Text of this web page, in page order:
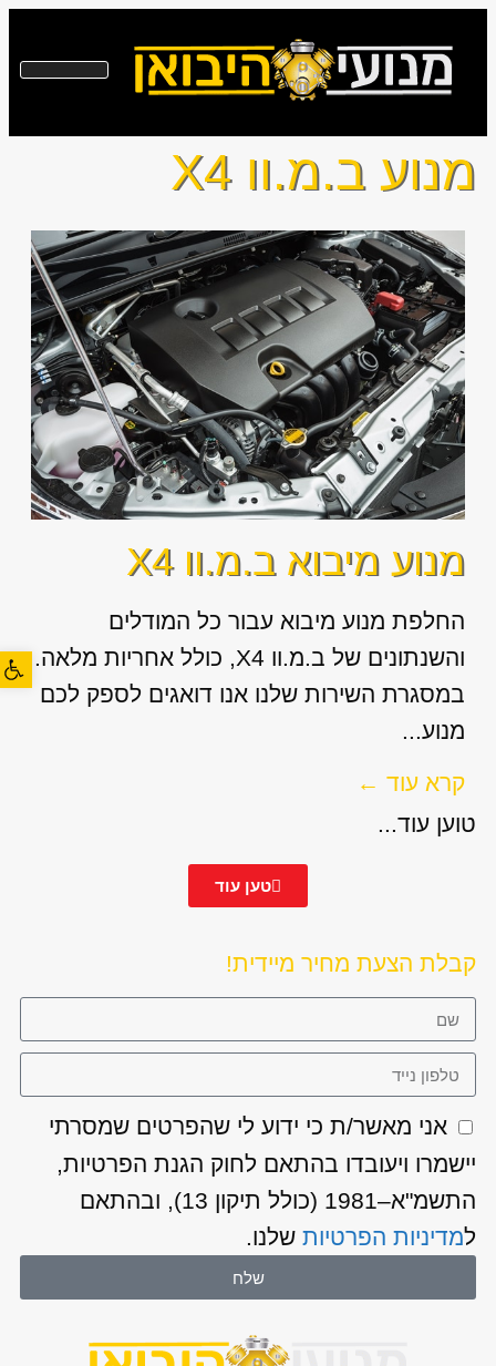
פתח
מנוע ב.מ.וו X4
מנוע מיבוא ב.מ.וו X4
החלפת מנוע מיבוא עבור כל המודלים
והשנתונים של ב.מ.וו X4, כולל אחריות מלאה.
במסגרת השירות שלנו אנו דואגים לספק לכם
מנוע...
קרא עוד ←
טוען עוד...
טען עוד
קבלת הצעת מחיר מיידית!
אני מאשר/ת כי ידוע לי שהפרטים שמסרתי
יישמרו ויעובדו בהתאם לחוק הגנת הפרטיות,
התשמ"א–1981 (כולל תיקון 13), ובהתאם
למדיניות הפרטיותשלנו.
שלח